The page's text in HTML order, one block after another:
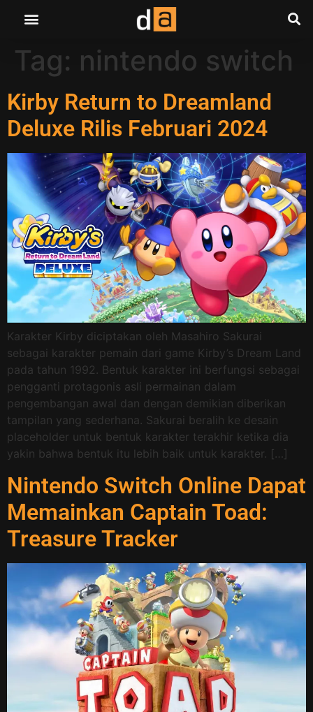
Tag: nintendo switch
Kirby Return to Dreamland
Deluxe Rilis Februari 2024
Karakter Kirby diciptakan oleh Masahiro Sakurai
sebagai karakter pemain dari game Kirby’s Dream Land
pada tahun 1992. Bentuk karakter ini berfungsi sebagai
pengganti protagonis asli permainan dalam
pengembangan awal dan dengan demikian diberikan
tampilan yang sederhana. Sakurai beralih ke desain
placeholder untuk bentuk karakter terakhir ketika dia
yakin bahwa bentuk itu lebih baik untuk karakter. […]
Nintendo Switch Online Dapat
Memainkan Captain Toad:
Treasure Tracker